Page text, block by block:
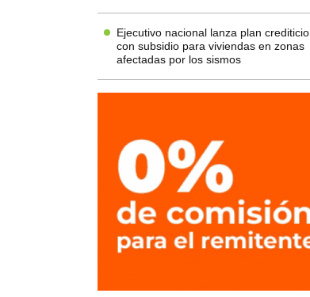
Ejecutivo nacional lanza plan crediticio
con subsidio para viviendas en zonas
afectadas por los sismos